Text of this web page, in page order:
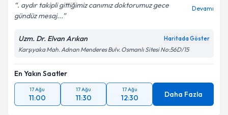
. aydır takipli gittiğimiz canımız doktorumuz️ gece
gündüz mesaj...
Devamı
Uzm. Dr. Elvan Arıkan Haritada Göster
Karşıyaka Mah. Adnan Menderes Bulv. Osmanlı Sitesi No:56D/15
En Yakın Saatler
17 Ağu
11:00
17 Ağu
11:30
17 Ağu
12:30 Daha Fazla